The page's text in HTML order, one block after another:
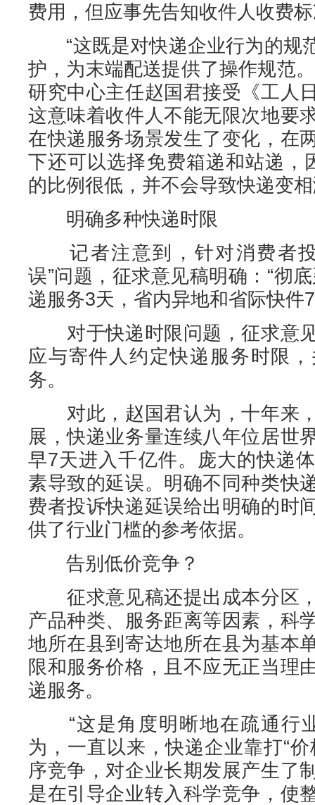
费用，但应事先告知收件人收费
“这既是对快递企业行为的规
护，为末端配送提供了操作规范
研究中心主任赵国君接受《工人
这意味着收件人不能无限次地要
在快递服务场景发生了变化，在
下还可以选择免费箱递和站递，
的比例很低，并不会导致快递变
明确多种快递时限
记者注意到，针对消费者投
误”问题，征求意见稿明确：“彻
递服务3天，省内异地和省际快件
对于快递时限问题，征求意
应与寄件人约定快递服务时限
务。
对此，赵国君认为，十年来
展，快递业务量连续八年位居世
早7天进入千亿件。庞大的快递
素导致的延误。明确不同种类快
费者投诉快递延误给出明确的时
供了行业门槛的参考依据。
告别低价竞争？
征求意见稿还提出成本分区
产品种类、服务距离等因素，科
地所在县到寄达地所在县为基本
限和服务价格，且不应无正当理
递服务。
“这是角度明晰地在疏通行
为，一直以来，快递企业靠打“
序竞争，对企业长期发展产生了
是在引导企业转入科学竞争，使